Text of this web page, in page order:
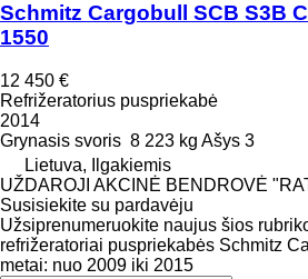
Schmitz Cargobull SCB S3B
1550
12 450 €
Refrižeratorius puspriekabė
2014
Grynasis svoris 8 223 kg Ašys 3
Lietuva, Ilgakiemis
UŽDAROJI AKCINĖ BENDROVĖ
Susisiekite su pardavėju
Užsiprenumeruokite naujus šios
refrižeratoriai puspriekabės Schmitz
metai: nuo 2009 iki 2015